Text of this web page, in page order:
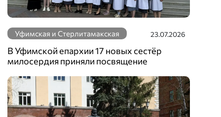
Уфимская и Стерлитамакская 23.07.2026
В Уфимской епархии 17 новых сестёр
милосердия приняли посвящение